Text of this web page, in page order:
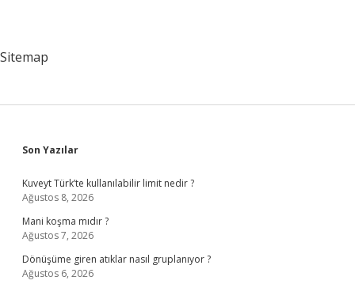
Sitemap
Sidebar
Son Yazılar
Kuveyt Türk’te kullanılabilir limit nedir ?
Ağustos 8, 2026
Mani koşma mıdır ?
Ağustos 7, 2026
Dönüşüme giren atıklar nasıl gruplanıyor ?
Ağustos 6, 2026